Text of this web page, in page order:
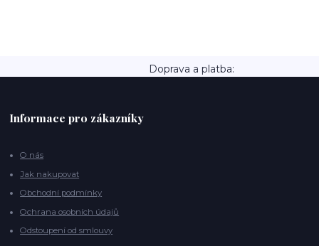
Doprava a platba:
Informace pro zákazníky
O nás
Jak nakupovat
Obchodní podmínky
Ochrana osobních údajů
Odstoupení od smlouvy